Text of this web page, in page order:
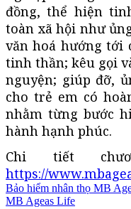
đồng, thể hiện
toàn xã hội như
văn hoá hướng tới
tinh thần; kêu gọi
nguyện; giúp đỡ,
cho trẻ em có
nhằm từng bước
hành hạnh phúc.
Chi tiết
https://
Bảo hiểm nhân thọ MB
MB Ageas Life